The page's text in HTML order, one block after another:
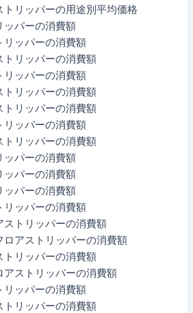
トリッパーの用途別平均価格
ッパーの消費額
リッパーの消費額
トリッパーの消費額
リッパーの消費額
トリッパーの消費額
トリッパーの消費額
リッパーの消費額
トリッパーの消費額
ッパーの消費額
ッパーの消費額
ッパーの消費額
リッパーの消費額
ストリッパーの消費額
ロアストリッパーの消費額
トリッパーの消費額
アストリッパーの消費額
リッパーの消費額
トリッパーの消費額